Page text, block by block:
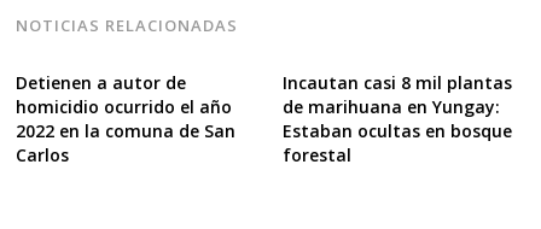
NOTICIAS RELACIONADAS
Detienen a autor de
homicidio ocurrido el año
2022 en la comuna de San
Carlos
Incautan casi 8 mil plantas
de marihuana en Yungay:
Estaban ocultas en bosque
forestal